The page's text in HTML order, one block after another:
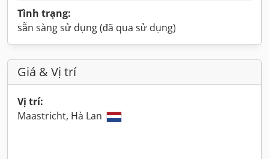
Tình trạng:
sẵn sàng sử dụng (đã qua sử dụng)
Giá & Vị trí
Vị trí:
Maastricht, Hà Lan